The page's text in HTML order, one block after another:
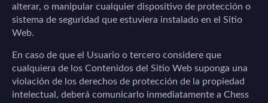
alterar, o manipular cualquier dispositivo de protección o
sistema de seguridad que estuviera instalado en el Sitio
Web.
En caso de que el Usuario o tercero considere que
cualquiera de los Contenidos del Sitio Web suponga una
violación de los derechos de protección de la propiedad
intelectual, deberá comunicarlo inmediatamente a Chess